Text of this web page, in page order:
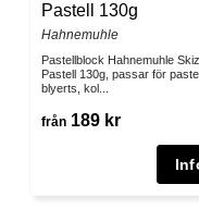
Pastell 130g
Hahnemuhle
Pastellblock Hahnemuhle
Pastell 130g, passar för
blyerts, kol...
från 189 kr